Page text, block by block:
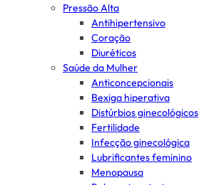
Pressão Alta
Antihipertensivo
Coração
Diuréticos
Saúde da Mulher
Anticoncepcionais
Bexiga hiperativa
Distúrbios ginecológicos
Fertilidade
Infecção ginecológica
Lubrificantes feminino
Menopausa